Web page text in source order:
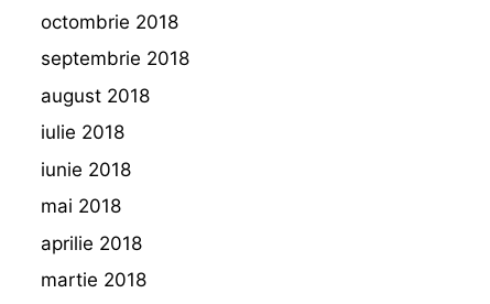
octombrie 2018
septembrie 2018
august 2018
iulie 2018
iunie 2018
mai 2018
aprilie 2018
martie 2018